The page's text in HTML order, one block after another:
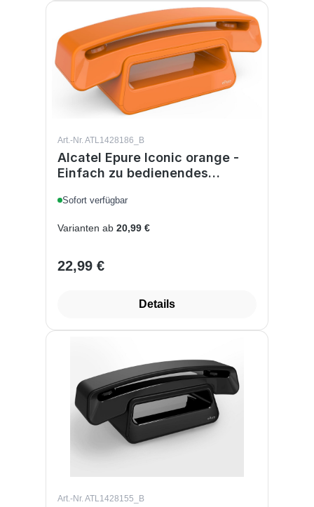
Art.-Nr. ATL1428186_B
Alcatel Epure Iconic orange -
Einfach zu bedienendes
Telefon, mit Freisprechfunktion
Anrufen Ohne
Sofort verfügbar
Varianten ab 20,99 €
Regulärer Preis:
22,99 €
Details
Art.-Nr. ATL1428155_B